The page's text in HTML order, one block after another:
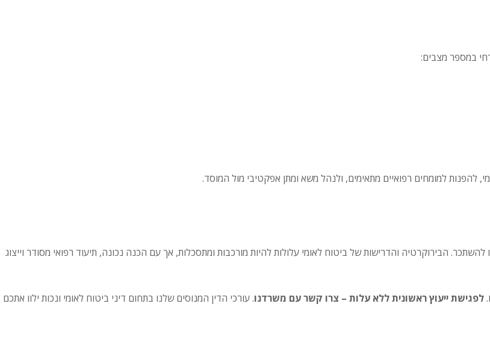
במספר מצבים:
להפנות למומחים רפואיים מתאימים, ולנהל משא ומתן אפקטיבי מול המוסד.
הבירוקרטיה והדרישות של ביטוח לאומי עלולות להיות מורכבות ומתסכלות, אך עם הכנה נכונה, תיעוד רפואי מסודר וייצוג
לפגישת ייעוץ ראשונית ללא עלות – צרו קשר עם משרדנו. עורכי הדין המנוסים שלנו בתחום דיני ביטוח לאומי ונכות ילוו אתכם